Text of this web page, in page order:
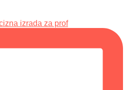
izrada za prof